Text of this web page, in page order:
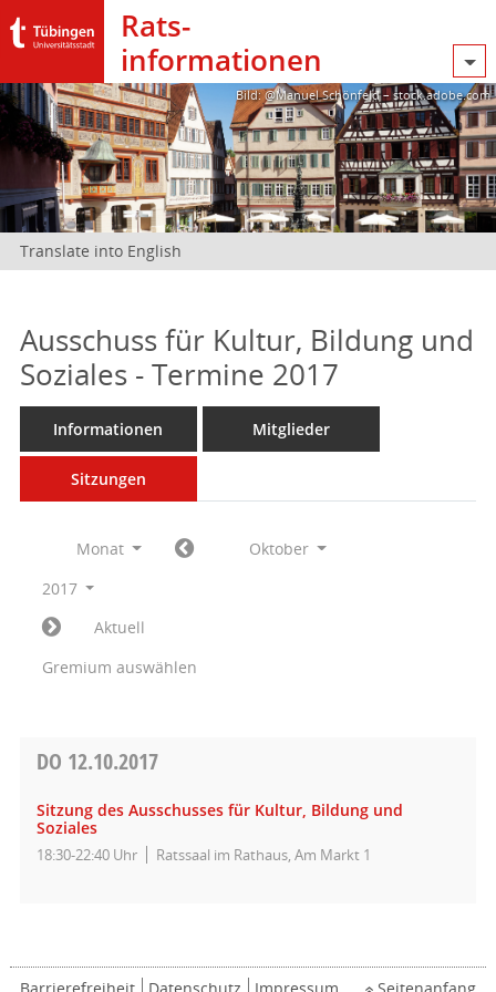
Rats­
informationen
Bild: @Manuel Schönfeld – stock.adobe.com
Translate into English
Ausschuss für Kultur, Bildung und
Soziales - Termine 2017
Informationen Mitglieder
Sitzungen
Monat
Oktober
2017
Aktuell
Gremium auswählen
DO 12.10.2017
Sitzung des Ausschusses für Kultur, Bildung und
Soziales
18:30-22:40 Uhr Ratssaal im Rathaus, Am Markt 1